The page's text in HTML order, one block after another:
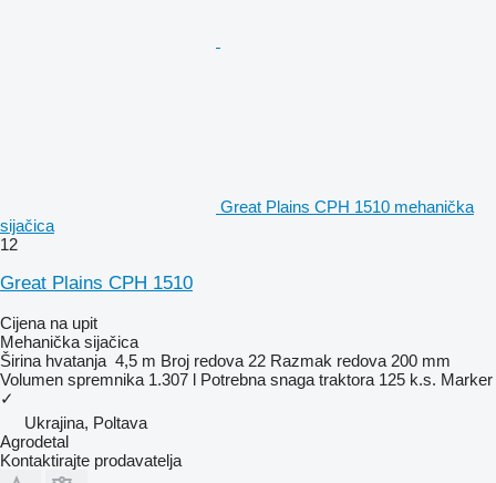
Great Plains CPH 1510 mehanička
sijačica
12
Great Plains CPH 1510
Cijena na upit
Mehanička sijačica
Širina hvatanja 4,5 m Broj redova 22 Razmak redova 200 mm
Volumen spremnika 1.307 l Potrebna snaga traktora 125 k.s. Marker
✓
Ukrajina, Poltava
Agrodetal
Kontaktirajte prodavatelja